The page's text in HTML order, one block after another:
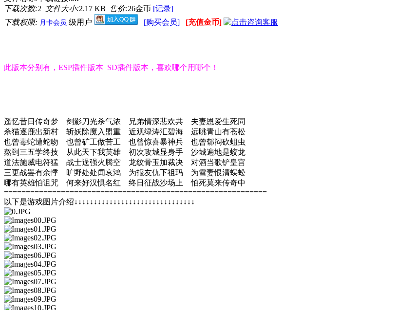
下载次数:2 文件大小:2.17 KB 售价:26金币 [记录]
下载权限: 月卡会员 级用户 [购买会员] [充值金币]
此版本分别有，ESP插件版本 SD插件版本，喜欢哪个用哪个！
遥忆昔日传奇梦 剑影刀光杀气浓 兄弟情深悲欢共 夫妻恩爱生死同
杀猫逐鹿出新村 斩妖除魔入盟重 近观绿涛汇碧海 远眺青山有苍松
也曾毒蛇遭蛇吻 也曾矿工做苦工 也曾惊喜暴神兵 也曾郁闷砍蛆虫
熬到三五学终技 从此天下我英雄 初次攻城显身手 沙城遍地是蛟龙
道法施威电符猛 战士逞强火腾空 龙纹骨玉加裁决 对酒当歌铲皇宫
三更战罢有余悸 旷野处处闻哀鸿 为报友仇下祖玛 为雪妻恨清蜈蚣
哪有英雄怕诅咒 何来好汉惧名红 终日征战沙场上 怕死莫来传奇中
============================================================
以下是游戏图片介绍↓↓↓↓↓↓↓↓↓↓↓↓↓↓↓↓↓↓↓↓↓↓↓↓↓↓↓↓↓↓↓